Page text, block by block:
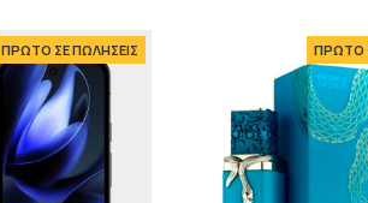
ΠΡΩΤΟ ΣΕ ΠΩΛΗΣΕΙΣ ΠΡΩΤΟ